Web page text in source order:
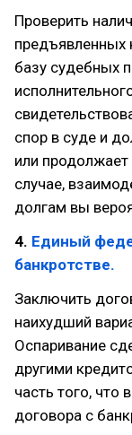
Проверить
базу судебных
спор в суде и
или
случае,
долгам вы
4. Единый
банкротстве.
Заключить
наихудший
Оспаривание
другими
часть того, что
договора с